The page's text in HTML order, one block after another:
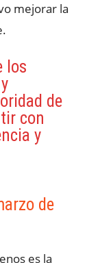
mejorar la
los
de
con
y
de
es la